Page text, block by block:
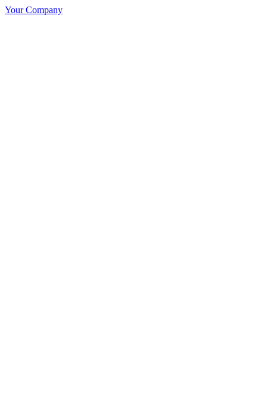
Your Company